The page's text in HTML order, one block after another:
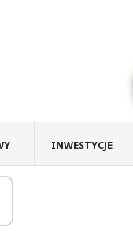
INWESTYCJE